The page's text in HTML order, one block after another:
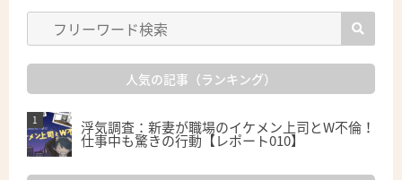
人気の記事（ランキング）
浮気調査：新妻が職場のイケメン上司とW不倫！
仕事中も驚きの行動【レポート010】